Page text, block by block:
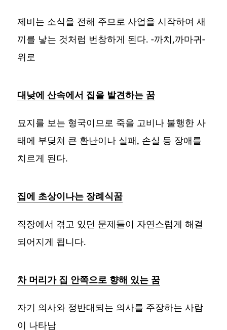
제비는 소식을 전해 주므로 사업을 시작하여 새
끼를 낳는 것처럼 번창하게 된다. -까치,까마귀-
위로
대낮에 산속에서 집을 발견하는 꿈
묘지를 보는 형국이므로 죽을 고비나 불행한 사
태에 부딪쳐 큰 환난이나 실패, 손실 등 장애를
치르게 된다.
집에 초상이나는 장례식꿈
직장에서 겪고 있던 문제들이 자연스럽게 해결
되어지게 됩니다.
차 머리가 집 안쪽으로 향해 있는 꿈
자기 의사와 정반대되는 의사를 주장하는 사람
이 나타남